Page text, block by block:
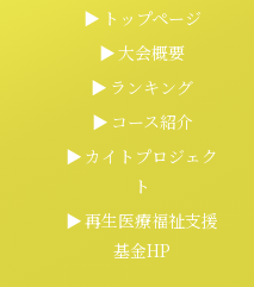
トップページ
大会概要
ランキング
コース紹介
カイトプロジェク
ト
再生医療福祉支援
基金HP